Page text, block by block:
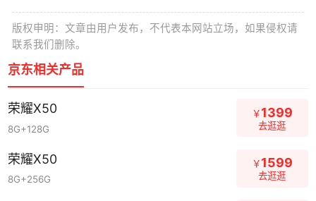
版权申明：文章由用户发布，不代表本网站立场，如果侵权请
联系我们删除。
京东相关产品
荣耀X50
8G+128G
￥1399
去逛逛
荣耀X50
8G+256G
￥1599
去逛逛